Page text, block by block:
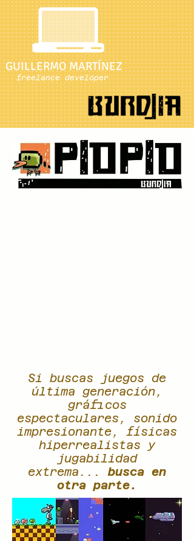
GUILLERMO MARTÍNEZ
freelance developer
Si buscas juegos de
última generación,
gráficos
espectaculares, sonido
impresionante, físicas
hiperrealistas y
jugabilidad
extrema... busca en
otra parte.